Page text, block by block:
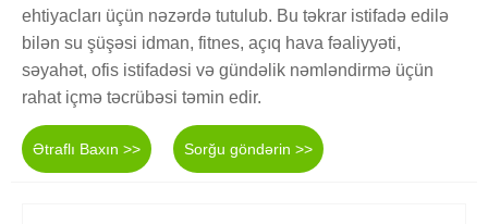
ehtiyacları üçün nəzərdə tutulub. Bu təkrar istifadə edilə
bilən su şüşəsi idman, fitnes, açıq hava fəaliyyəti,
səyahət, ofis istifadəsi və gündəlik nəmləndirmə üçün
rahat içmə təcrübəsi təmin edir.
Ətraflı Baxın >> Sorğu göndərin >>